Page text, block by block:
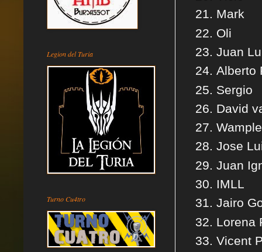
Mark
Oli
Juan
Alberto
Sergio
David
Jose
Juan
IMLL
Jairo
Lorena
Vicent
Legion del Turia
Turno Cu4tro